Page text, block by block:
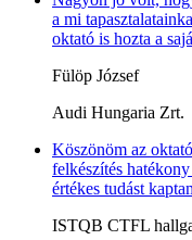
a mi
oktató is hozta a
Fülöp József
Audi Hungaria Zrt.
Köszönöm az
felkészítés
értékes tudást
ISTQB CTFL